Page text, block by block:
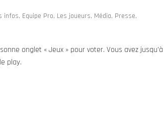
infos, Equipe Pro, Les joueurs, Média, Presse,
onglet « Jeux » pour voter. Vous avez jusqu’à
play.